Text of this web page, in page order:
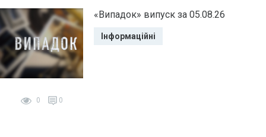
0 0
«Випадок» випуск за 05.08.26
Інформаційні